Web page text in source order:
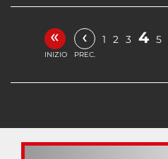
«
INIZIO
‹
PREC.
1 2 3 4 5